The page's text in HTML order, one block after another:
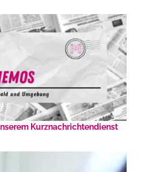
Kurznachrichtendienst